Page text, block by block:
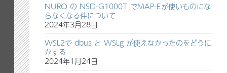
NURO の NSD-G1000T でMAP-Eが使いものにな
らなくなる件について
2024年3月28日
WSL2で dbus と WSLg が使えなかったのをどうに
かする
2024年1月24日